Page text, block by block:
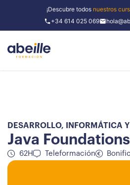
¡Descubre todos nuestros
+34 614 025 069
DESARROLLO, INFORMÁTICA
Java Foundations
62H Teleformación